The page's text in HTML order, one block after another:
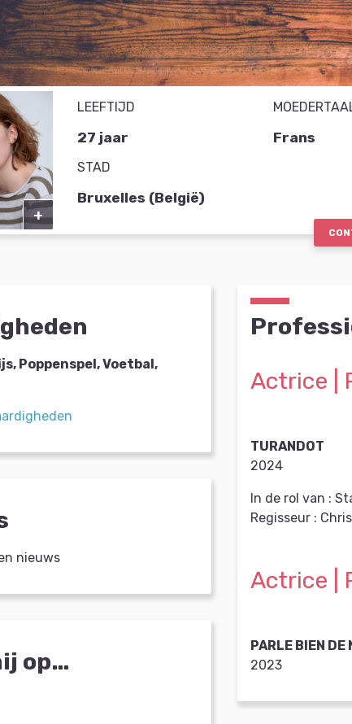
+
LEEFTIJD
27 jaar
STAD
Bruxelles (België)
Frans
Poppenspel, Voetbal,
nieuws
op…
Actrice |
TURANDOT
2024
In de rol van :
Regisseur :
Actrice |
PARLE BIEN DE
2023